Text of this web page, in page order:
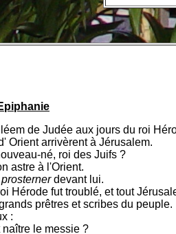
de Judée aux jours du roi
arrivèrent à Jérusalem.
né, roi des Juifs ?
astre à l'Orient.
prosternerdevant lui.
fut troublé, et tout
prêtres et scribes du peuple.
:
le messie ?